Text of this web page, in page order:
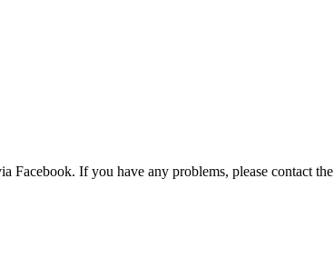
Facebook. If you have any problems, please contact the